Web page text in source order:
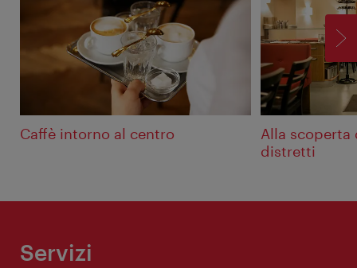
Caffè intorno al centro
Alla scoperta
distretti
Servizi